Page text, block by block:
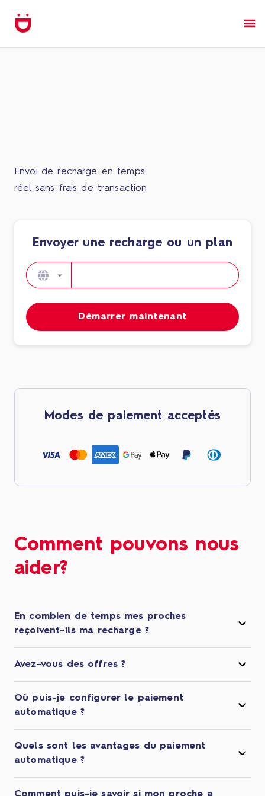
Envoi de recharge en temps
réel sans frais de transaction
Envoyer une recharge ou un plan
Démarrer maintenant
Modes de paiement acceptés
Comment pouvons nous
aider?
En combien de temps mes proches
reçoivent-ils ma recharge ?
Avez-vous des offres ?
Où puis-je configurer le paiement
automatique ?
Quels sont les avantages du paiement
automatique ?